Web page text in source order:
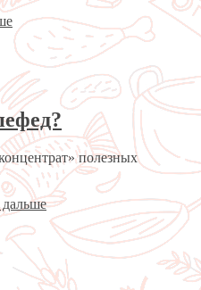
полезных
дальше